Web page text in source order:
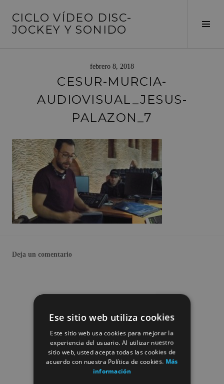
contenido
CICLO VÍDEO DISC-
JOCKEY Y SONIDO
febrero 8, 2018
CESUR-MURCIA-
AUDIOVISUAL_JESUS-
PALAZON_7
Deja un comentario
Ese sitio web utiliza cookies
Este sitio web usa cookies para mejorar la
experiencia del usuario. Al utilizar nuestro
sitio web, usted acepta todas las cookies de
acuerdo con nuestra Política de cookies. Más
información